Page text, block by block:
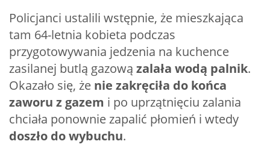
Policjanci ustalili wstępnie, że mieszkająca
tam 64-letnia kobieta podczas
przygotowywania jedzenia na kuchence
zasilanej butlą gazową zalała wodą palnik.
Okazało się, że nie zakręciła do końca
zaworu z gazem i po uprzątnięciu zalania
chciała ponownie zapalić płomień i wtedy
doszło do wybuchu.